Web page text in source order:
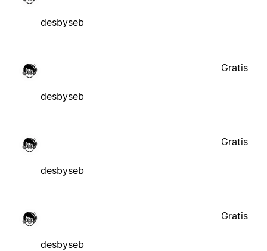
desbyseb
desbyseb
Gratis
desbyseb
Gratis
desbyseb
Gratis